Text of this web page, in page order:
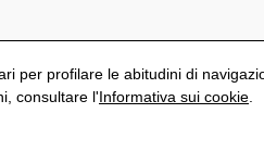
profilare le abitudini di
consultare l'Informativa sui cookie